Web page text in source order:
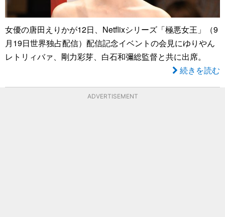
女優の唐田えりかが12日、Netflixシリーズ「極悪女王」（9
月19日世界独占配信）配信記念イベントの会見にゆりやん
レトリィバァ、剛力彩芽、白石和彌総監督と共に出席。
続きを読む
ADVERTISEMENT